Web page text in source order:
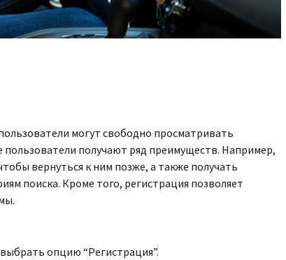
могут свободно просматривать
пользователи получают ряд преимуществ. Например,
вернуться к ним позже, а также получать
поиска. Кроме того, регистрация позволяет
опцию “Регистрация”.